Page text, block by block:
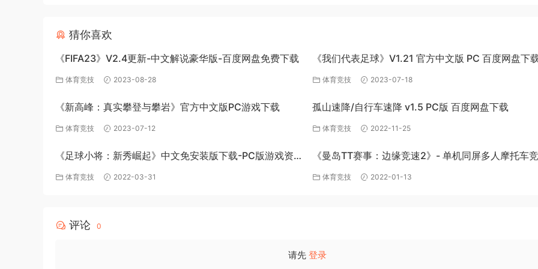
猜你喜欢
《FIFA23》V2.4更新-中文解说豪华版-百度网盘免费下载
体育竞技 2023-08-28
《我们代表足球》V1.21 官方中文版 PC 百度网盘下
体育竞技 2023-07-18
《新高峰：真实攀登与攀岩》官方中文版PC游戏下载
体育竞技 2023-07-12
孤山速降/自行车速降 v1.5 PC版 百度网盘下载
体育竞技 2022-11-25
《足球小将：新秀崛起》中文免安装版下载-PC版游戏资
源 体育竞技 2022-03-31
《曼岛TT赛事：边缘竞速2》- 单机同屏多人摩托车
戏 体育竞技 2022-01-13
评论 0
请先 登录